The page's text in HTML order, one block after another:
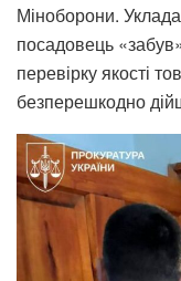
Міноборони.
посадовець
перевірку якості
безперешкодно